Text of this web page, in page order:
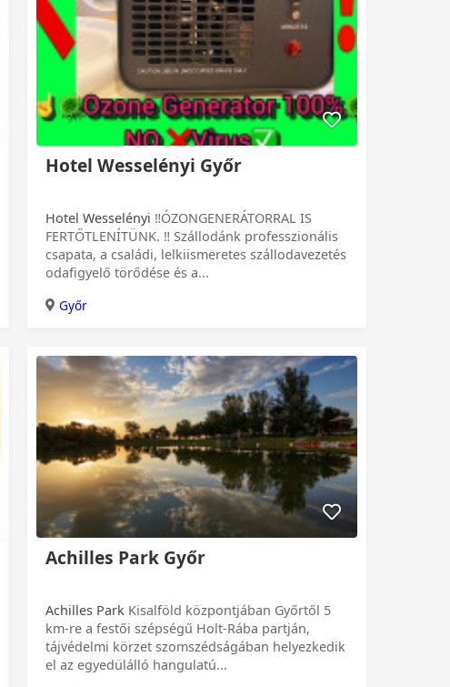
Hotel Wesselényi Győr
Hotel Wesselényi
FERTŐTLENÍTÜNK. ‼️️ Szállodánk professzionális
csapata, a családi, lelkiismeretes szállodavezetés
odafigyelő törődése és a...
Győr
Achilles Park Győr
Achilles Park
km-re a festői szépségű Holt-Rába partján,
tájvédelmi körzet szomszédságában helyezkedik
el az egyedülálló hangulatú...